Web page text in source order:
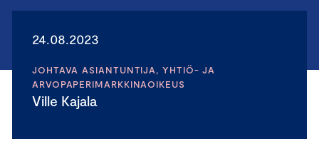
24.08.2023
JOHTAVA ASIANTUNTIJA, YHTIÖ- JA
ARVOPAPERIMARKKINAOIKEUS
Ville Kajala